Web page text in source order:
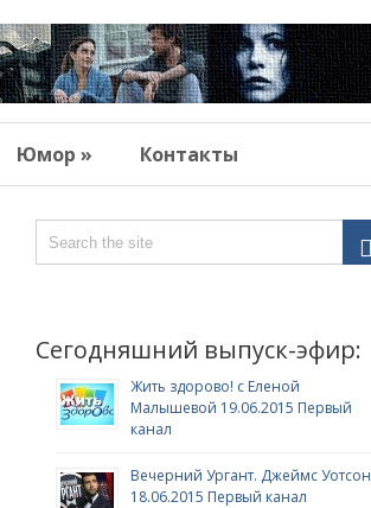
Юмор » Контакты
Сегодняшний выпуск-эфир:
Жить здорово! с Еленой
Малышевой 19.06.2015 Первый
канал
Вечерний Ургант. Джеймс Уотсон
18.06.2015 Первый канал